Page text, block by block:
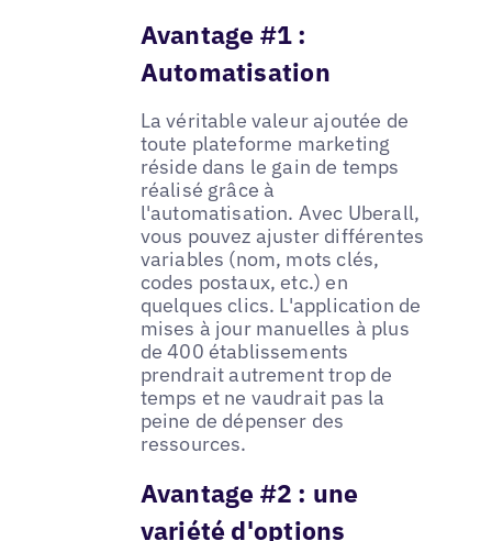
Avantage #1 :
Automatisation
La véritable valeur ajoutée de
toute plateforme marketing
réside dans le gain de temps
réalisé grâce à
l'automatisation. Avec Uberall,
vous pouvez ajuster différentes
variables (nom, mots clés,
codes postaux, etc.) en
quelques clics. L'application de
mises à jour manuelles à plus
de 400 établissements
prendrait autrement trop de
temps et ne vaudrait pas la
peine de dépenser des
ressources.
Avantage #2 : une
variété d'options